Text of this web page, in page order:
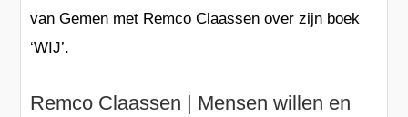
van Gemen met Remco Claassen over zijn boek
‘WIJ’.
Remco Claassen | Mensen willen en